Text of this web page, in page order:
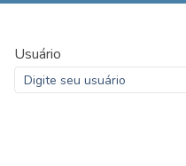
Usuário